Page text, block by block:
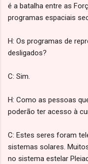
é a batalha entre as
programas espaciais
H: Os programas de
desligados?
C: Sim.
H: Como as pessoas
poderão ter acesso à
C: Estes seres foram
sistemas solares.
no sistema estelar